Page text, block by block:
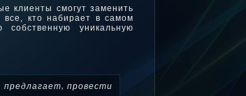
клиенты смогут заменить
все, кто набирает в самом
собственную уникальную
предлагает, провести